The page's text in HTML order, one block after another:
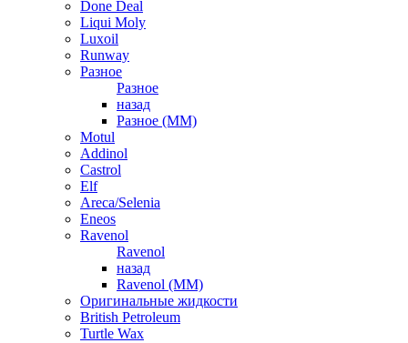
Done Deal
Liqui Moly
Luxoil
Runway
Разное
Разное
назад
Разное (ММ)
Motul
Addinol
Castrol
Elf
Areca/Selenia
Eneos
Ravenol
Ravenol
назад
Ravenol (ММ)
Оригинальные жидкости
British Petroleum
Turtle Wax